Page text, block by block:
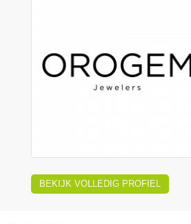
BEKIJK VOLLEDIG PROFIEL